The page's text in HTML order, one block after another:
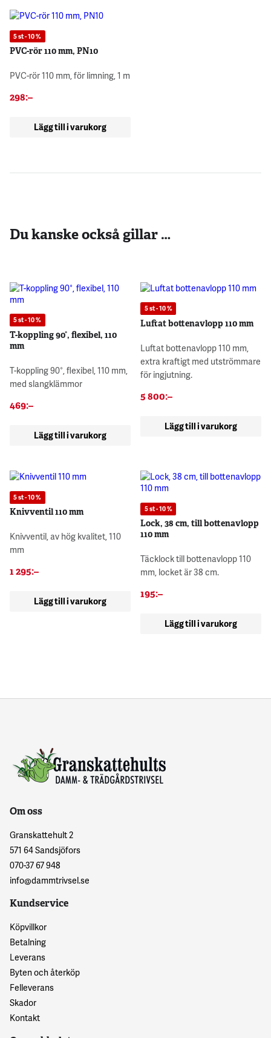
5 st - 10 %
PVC-rör 110 mm, PN10
PVC-rör 110 mm, för limning, 1 m
298:–
Lägg till i varukorg
Du kanske också gillar …
5 st - 10 %
T-koppling 90°, flexibel, 110
mm
T-koppling 90°, flexibel, 110 mm,
med slangklämmor
469:–
Lägg till i varukorg
5 st - 10 %
Luftat bottenavlopp 110 mm
Luftat bottenavlopp 110 mm,
extra kraftigt med utströmmare
för ingjutning.
5 800:–
Lägg till i varukorg
5 st - 10 %
Knivventil 110 mm
Knivventil, av hög kvalitet, 110
mm
1 295:–
Lägg till i varukorg
5 st - 10 %
Lock, 38 cm, till bottenavlopp
110 mm
Täcklock till bottenavlopp 110
mm, locket är 38 cm.
195:–
Lägg till i varukorg
Om oss
Granskattehult 2
571 64 Sandsjöfors
070-37 67 948
info@dammtrivsel.se
Kundservice
Köpvillkor
Betalning
Leverans
Byten och återköp
Felleverans
Skador
Kontakt